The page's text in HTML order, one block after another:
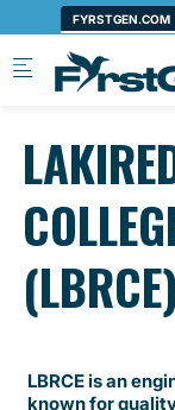
Skip to main
(LBRCE)
LBRCE is an
known for